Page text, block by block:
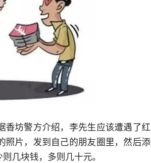
香坊警方介绍，李先生应该遭遇了红
照片，发到自己的朋友圈里，然后添
几块钱，多则几十元。